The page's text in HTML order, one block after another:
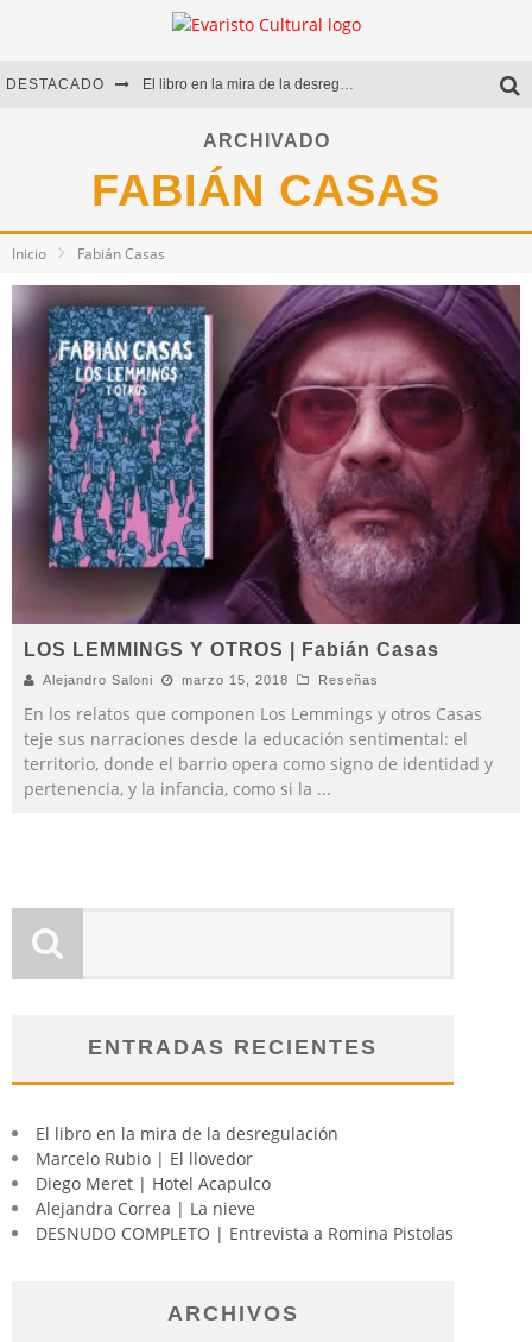
DESTACADO El libro en la mira de la desregulación
Marcelo Rubio | El llovedor
Diego Meret | Hotel Acapulco
Alejandra Correa | La nieve
ARCHIVADO
FABIÁN CASAS
Inicio Fabián Casas
LOS LEMMINGS Y OTROS | Fabián Casas
Alejandro Saloni marzo 15, 2018 Reseñas
En los relatos que componen Los Lemmings y otros Casas
teje sus narraciones desde la educación sentimental: el
territorio, donde el barrio opera como signo de identidad y
pertenencia, y la infancia, como si la ...
ENTRADAS RECIENTES
El libro en la mira de la desregulación
Marcelo Rubio | El llovedor
Diego Meret | Hotel Acapulco
Alejandra Correa | La nieve
DESNUDO COMPLETO | Entrevista a Romina Pistolas
ARCHIVOS